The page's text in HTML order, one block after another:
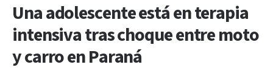
Una adolescente está en terapia
intensiva tras choque entre moto
y carro en Paraná